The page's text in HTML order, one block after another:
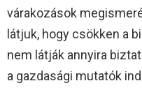
várakozások
látjuk, hogy csökken a
nem látják annyira
a gazdasági mutatók